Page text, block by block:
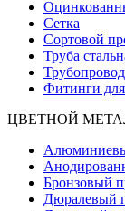
Сетка
Сортовой
Труба
Фитинги
ЦВЕТНОЙ
Бронзовый
Дюралевый